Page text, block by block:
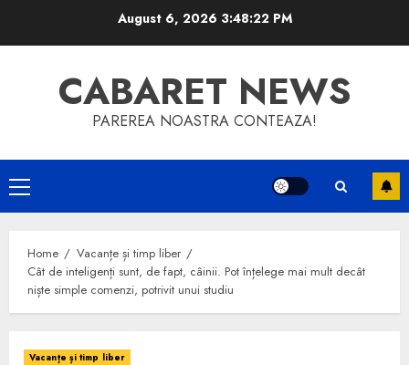
August 6, 2026 3:48:23 PM
CABARET NEWS
PAREREA NOASTRA CONTEAZA!
Primary
Menu
Home
Vacanțe și timp liber
Cât de inteligenți sunt, de fapt, câinii. Pot înțelege mai mult decât
niște simple comenzi, potrivit unui studiu
Vacanțe și timp liber